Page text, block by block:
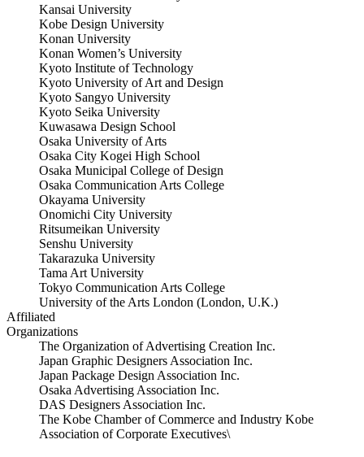
Kansai University
Kobe Design University
Konan University
Konan Women’s University
Kyoto Institute of Technology
Kyoto University of Art and Design
Kyoto Sangyo University
Kyoto Seika University
Kuwasawa Design School
Osaka University of Arts
Osaka City Kogei High School
Osaka Municipal College of Design
Osaka Communication Arts College
Okayama University
Onomichi City University
Ritsumeikan University
Senshu University
Takarazuka University
Tama Art University
Tokyo Communication Arts College
University of the Arts London (London, U.K.)
Affiliated
Organizations
The Organization of Advertising Creation Inc.
Japan Graphic Designers Association Inc.
Japan Package Design Association Inc.
Osaka Advertising Association Inc.
DAS Designers Association Inc.
The Kobe Chamber of Commerce and Industry Kobe
Association of Corporate Executives\